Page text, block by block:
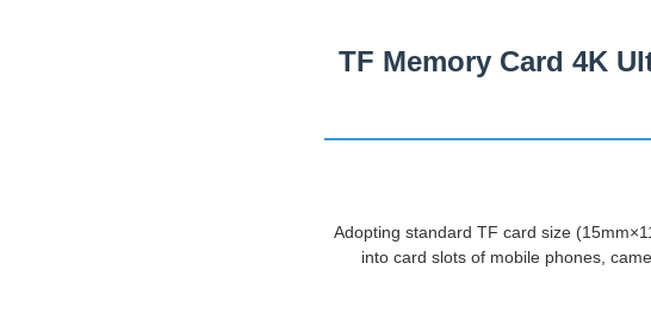
TF Memory Card 4K
Adopting standard TF card size
into card slots of mobile phones,